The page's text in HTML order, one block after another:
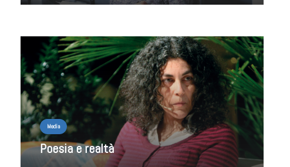
Media
Poesia e realtà